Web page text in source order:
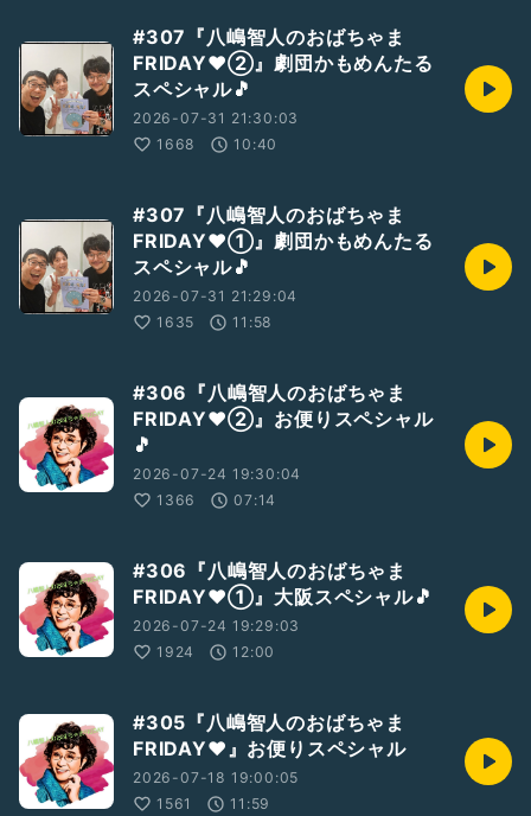
#307『八嶋智人のおばちゃま
FRIDAY❤②』劇団かもめんたる
スペシャル🎵
2026-07-31 21:30:03
1668
10:40
#307『八嶋智人のおばちゃま
FRIDAY❤①』劇団かもめんたる
スペシャル🎵
2026-07-31 21:29:04
1635
11:58
#306『八嶋智人のおばちゃま
FRIDAY❤️②』お便りスペシャル
🎵
2026-07-24 19:30:04
1366
07:14
#306『八嶋智人のおばちゃま
FRIDAY❤️①』大阪スペシャル🎵
2026-07-24 19:29:03
1924
12:00
#305『八嶋智人のおばちゃま
FRIDAY❤️』お便りスペシャル
2026-07-18 19:00:05
1561
11:59